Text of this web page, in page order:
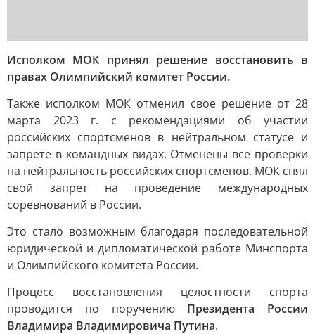
Исполком МОК принял решение восстановить в
правах Олимпийский комитет России.
Также исполком МОК отменил свое решение от 28
марта 2023 г. с рекомендациями об участии
российских спортсменов в нейтральном статусе и
запрете в командных видах. Отменены все проверки
на нейтральность российских спортсменов. МОК снял
свой запрет на проведение международных
соревнований в России.
Это стало возможным благодаря последовательной
юридической и дипломатической работе Минспорта
и Олимпийского комитета России.
Процесс восстановления целостности спорта
проводится по поручению Президента России
Владимира Владимировича Путина.